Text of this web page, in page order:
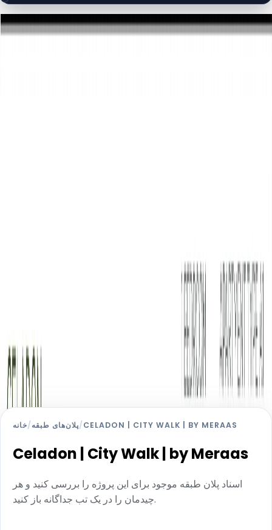
مجموعه پلان‌های طبقه
خانه/پلان‌های طبقه/CELADON | CITY WALK | BY MERAAS
Celadon | City Walk | by Meraas
اسناد پلان طبقه موجود برای این پروژه را بررسی کنید و هر
چیدمان را در یک تب جداگانه باز کنید.